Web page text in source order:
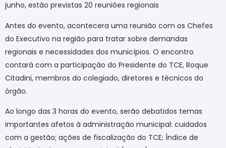
junho, estão previstas 20 reuniões regionais
Antes do evento, acontecera uma reunião com os Chefes
do Executivo na região para tratar sobre demandas
regionais e necessidades dos municípios. O encontro
contará com a participação do Presidente do TCE, Roque
Citadini, membros do colegiado, diretores e técnicos do
órgão.
Ao longo das 3 horas do evento, serão debatidos temas
importantes afetos à administração municipal: cuidados
com a gestão; ações de fiscalização do TCE; Índice de